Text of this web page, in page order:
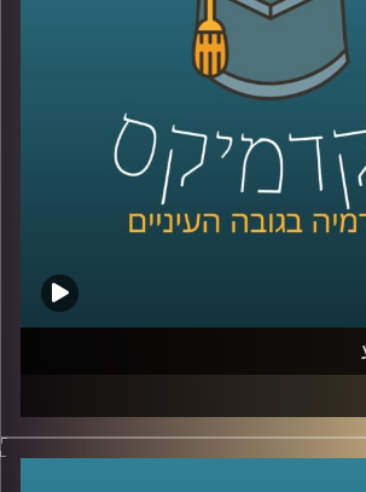
היתר, על מורכבות הנפש ועל
בתרבות היהודית "לפנים משורת
משנה לאמנות ישראלית